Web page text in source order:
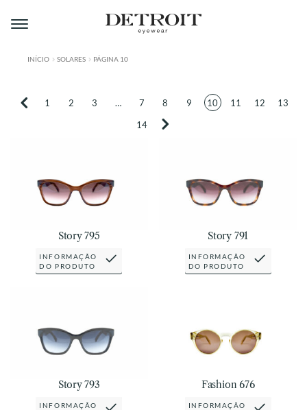
Pular
para
Pular
para
A DETROIT
CONTATO
INÍCIO SOLARES PÁGINA 10
1 2 3 … 7 8 9 10 11 12
13
14
Story 795
INFORMAÇÃO
DO PRODUTO
Story 791
INFORMAÇÃO
DO PRODUTO
Story 793
INFORMAÇÃO
Fashion 676
INFORMAÇÃO